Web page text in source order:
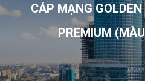
CÁP MẠNG
PREMIUM